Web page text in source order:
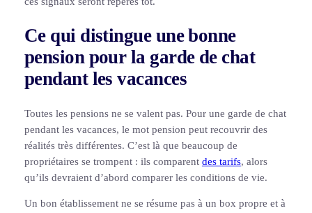
Ce qui distingue une bonne
pension pour la garde de chat
pendant les vacances
Toutes les pensions ne se valent pas. Pour une garde de chat
pendant les vacances, le mot pension peut recouvrir des
réalités très différentes. C’est là que beaucoup de
propriétaires se trompent : ils comparent des tarifs, alors
qu’ils devraient d’abord comparer les conditions de vie.
Un bon établissement ne se résume pas à un box propre et à